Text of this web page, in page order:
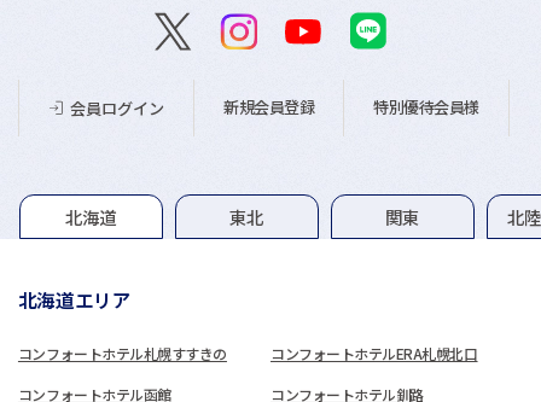
会員ログイン 新規会員登録 特別優待会員様
グループホテル一覧
北海道 東北 関東 北
北海道エリア
コンフォートホテル札幌すすきの コンフォートホテルERA札幌北口
コンフォートホテル函館 コンフォートホテル釧路